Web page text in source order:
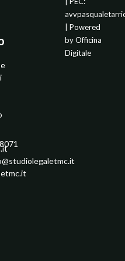
| Powered
byOfficina
Digitale